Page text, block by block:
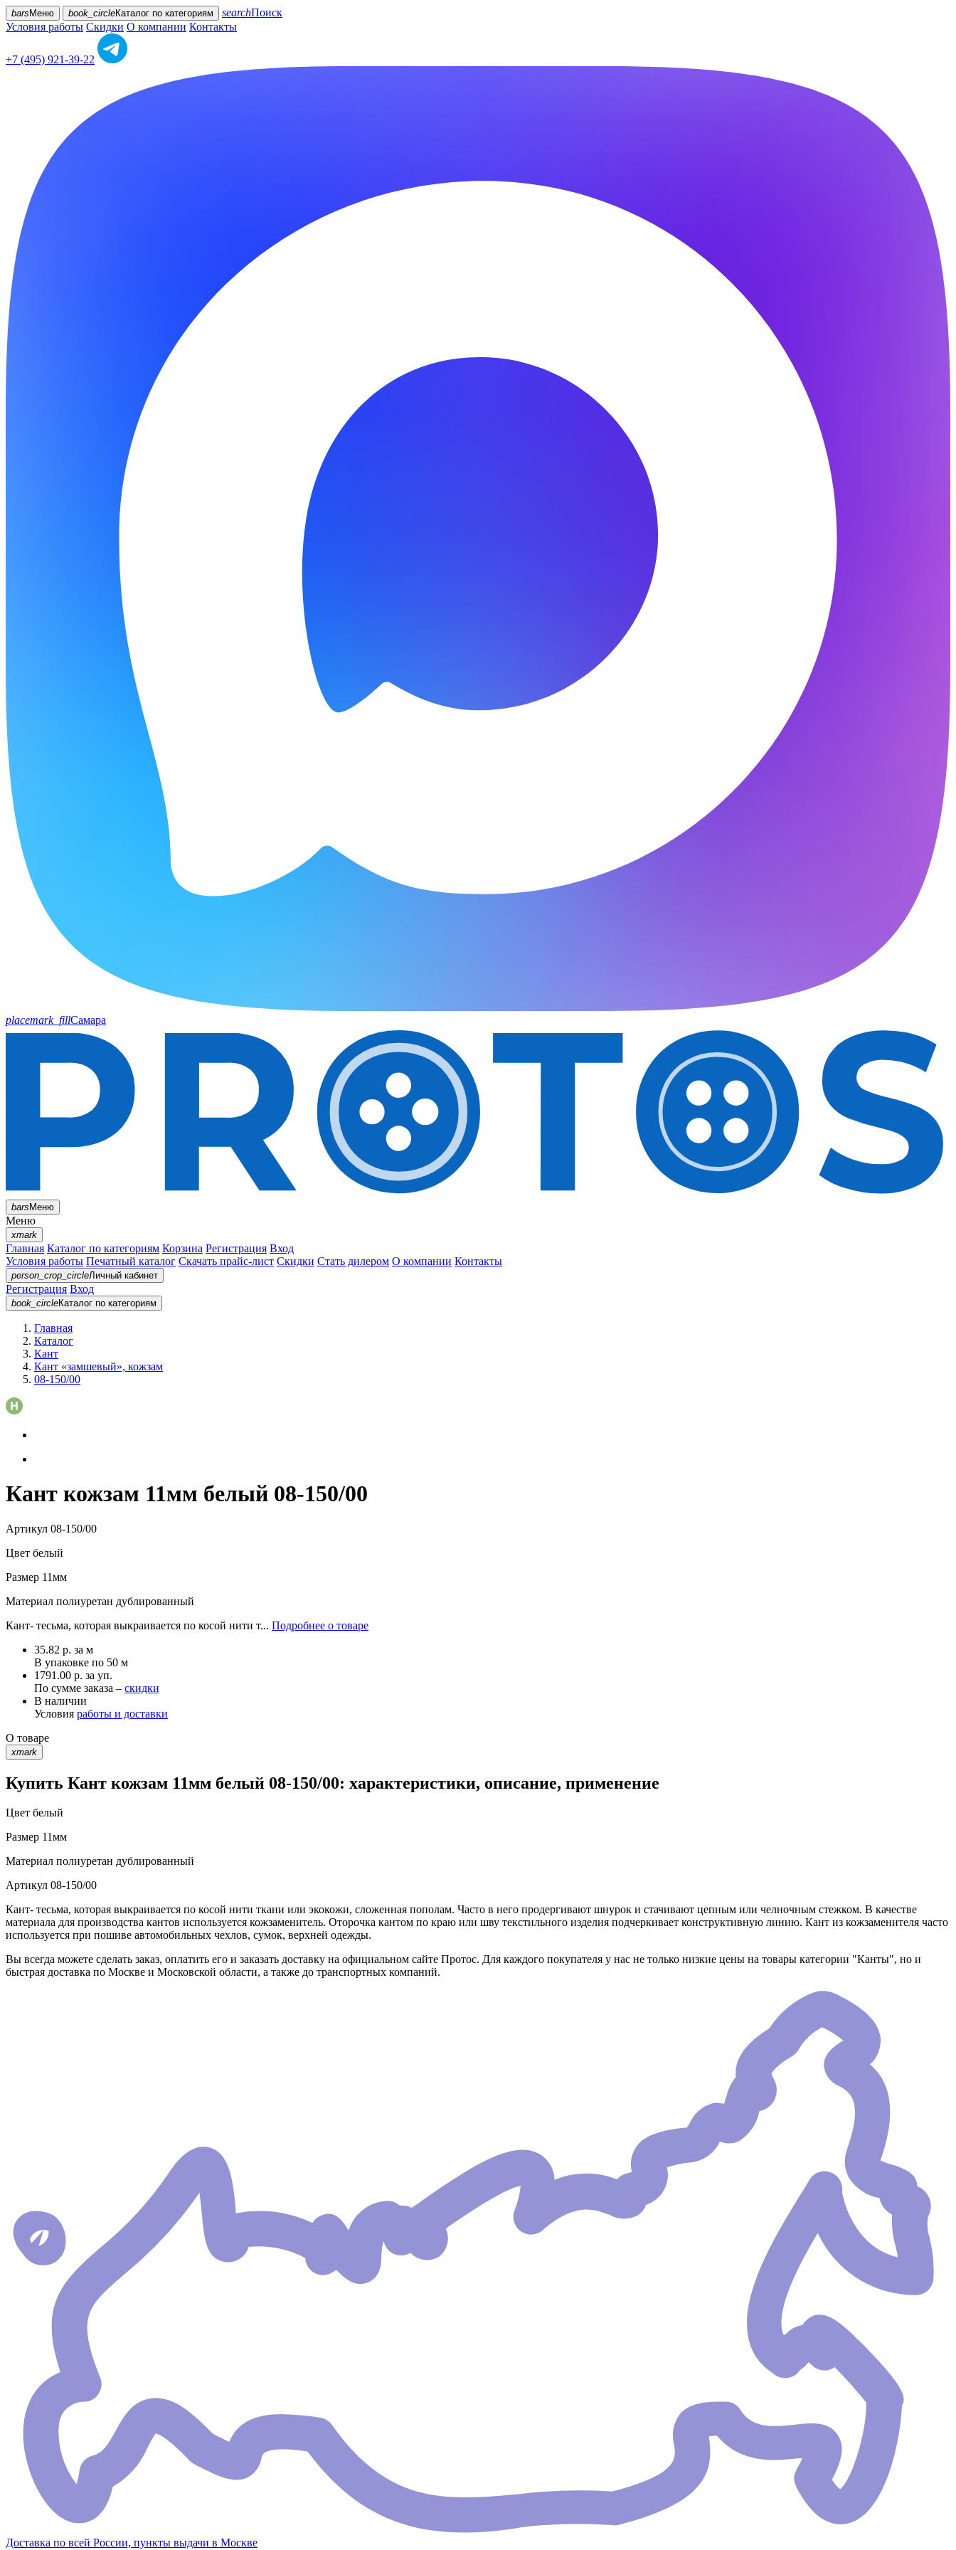
bars Меню book_circleКаталог по категориям searchПоиск
Условия работы Скидки О компании Контакты
+7 (495) 921-39-22
placemark_fillСамара
barsМеню
Меню
xmark
Главная Каталог по категориям Корзина Регистрация Вход
Условия работы Печатный каталог Скачать прайс-лист Скидки Стать дилером О компании Контакты
person_crop_circleЛичный кабинет
Регистрация Вход
book_circleКаталог по категориям
Главная
Каталог
Кант
Кант «замшевый», кожзам
08-150/00
Кант кожзам 11мм белый 08-150/00
Артикул 08-150/00
Цвет белый
Размер 11мм
Материал полиуретан дублированный
Кант- тесьма, которая выкраивается по косой нити т... Подробнее о товаре
35.82 р. за м
В упаковке по 50 м
1791.00 р. за уп.
По сумме заказа – скидки
В наличии
Условия работы и доставки
О товаре
xmark
Купить Кант кожзам 11мм белый 08-150/00: характеристики, описание, применение
Цвет белый
Размер 11мм
Материал полиуретан дублированный
Артикул 08-150/00
Кант- тесьма, которая выкраивается по косой нити ткани или экокожи, сложенная пополам. Часто в него продергивают шнурок и стачивают цепным или челночным стежком. В качестве
материала для производства кантов используется кожзаменитель. Оторочка кантом по краю или шву текстильного изделия подчеркивает конструктивную линию. Кант из кожзаменителя часто
используется при пошиве автомобильных чехлов, сумок, верхней одежды.
Вы всегда можете сделать заказ, оплатить его и заказать доставку на официальном сайте Протос. Для каждого покупателя у нас не только низкие цены на товары категории "Канты", но и
быстрая доставка по Москве и Московской области, а также до транспортных компаний.
Доставка по всей России, пункты выдачи в Москве